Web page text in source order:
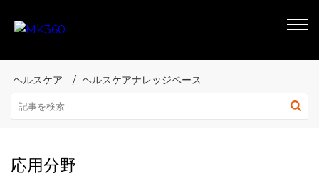
ヘルスケア ヘルスケアナレッジベース
応用分野